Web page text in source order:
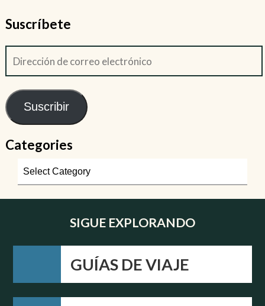
Suscríbete
Suscribir
Categories
SIGUE EXPLORANDO
GUÍAS DE VIAJE